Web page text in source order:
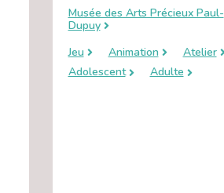
Musée des Arts Précieux Paul-
Dupuy
Jeu
Animation
Atelier
Adolescent
Adulte